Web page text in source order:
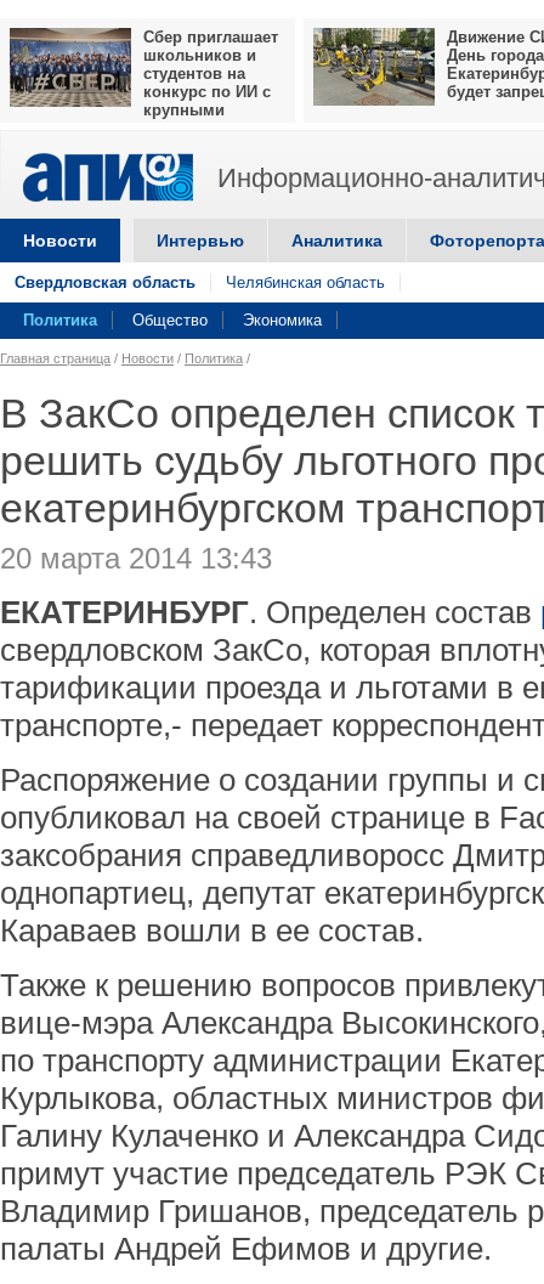
Сбер приглашает
школьников и
студентов на
конкурс по ИИ с
крупными
Движение
День города
будет
Информационно-
Новости Интервью Аналитика
Свердловская область Челябинская область
Политика Общество Экономика
Главная страница / Новости / Политика /
В ЗакСо определен список
решить судьбу льготного
екатеринбургском
20 марта 2014 13:43
ЕКАТЕРИНБУРГ. Определен состав
свердловском ЗакСо, которая
тарификации проезда и льготами в
транспорте,- передает
Распоряжение о создании группы и
опубликовал на своей странице в
заксобрания справедливоросс
однопартиец, депутат
Караваев вошли в ее состав.
Также к решению вопросов
вице-мэра Александра
по транспорту администрации
Курлыкова, областных министров
Галину Кулаченко и Александра
примут участие председатель РЭК
Владимир Гришанов, председатель
палаты Андрей Ефимов и другие.